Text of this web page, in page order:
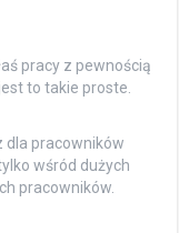
pracy z pewnością
to takie proste.
dla pracowników
wśród dużych
pracowników.